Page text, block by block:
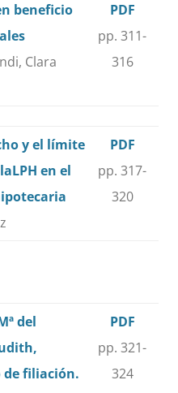
beneficio
Clara
PDF
pp. 311-
316
y el límite
en el
PDF
pp. 317-
320
del
de filiación.
PDF
pp. 321-
324